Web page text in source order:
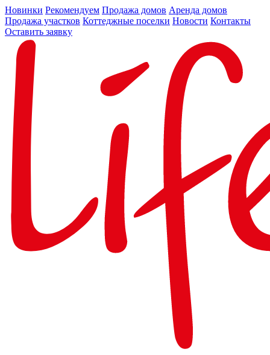
Новинки Рекомендуем Продажа домов Аренда домов
Продажа участков Коттеджные поселки Новости Контакты
Оставить заявку